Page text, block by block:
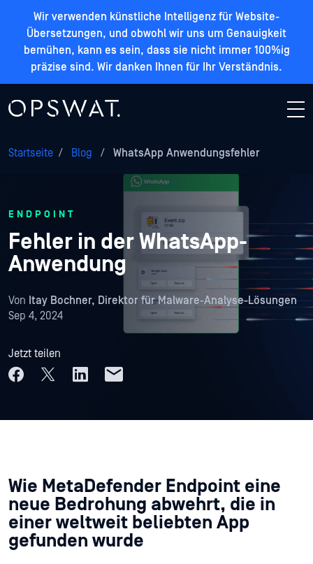
Wir verwenden künstliche Intelligenz für Website-
Übersetzungen, und obwohl wir uns um Genauigkeit
bemühen, kann es sein, dass sie nicht immer 100%ig
präzise sind. Wir danken Ihnen für Ihr Verständnis.
Startseite / Blog / WhatsApp Anwendungsfehler
ENDPOINT
Fehler in der WhatsApp-
Anwendung
Von Itay Bochner, Direktor für Malware-Analyse-Lösungen
Sep 4, 2024
Jetzt teilen
Wie MetaDefender Endpoint eine
neue Bedrohung abwehrt, die in
einer weltweit beliebten App
gefunden wurde